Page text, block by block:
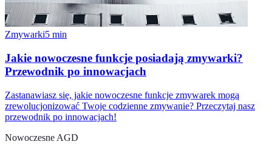
Zmywarki5 min
Jakie nowoczesne funkcje posiadają zmywarki?
Przewodnik po innowacjach
Zastanawiasz się, jakie nowoczesne funkcje zmywarek mogą
zrewolucjonizować Twoje codzienne zmywanie? Przeczytaj nasz
przewodnik po innowacjach!
Nowoczesne AGD